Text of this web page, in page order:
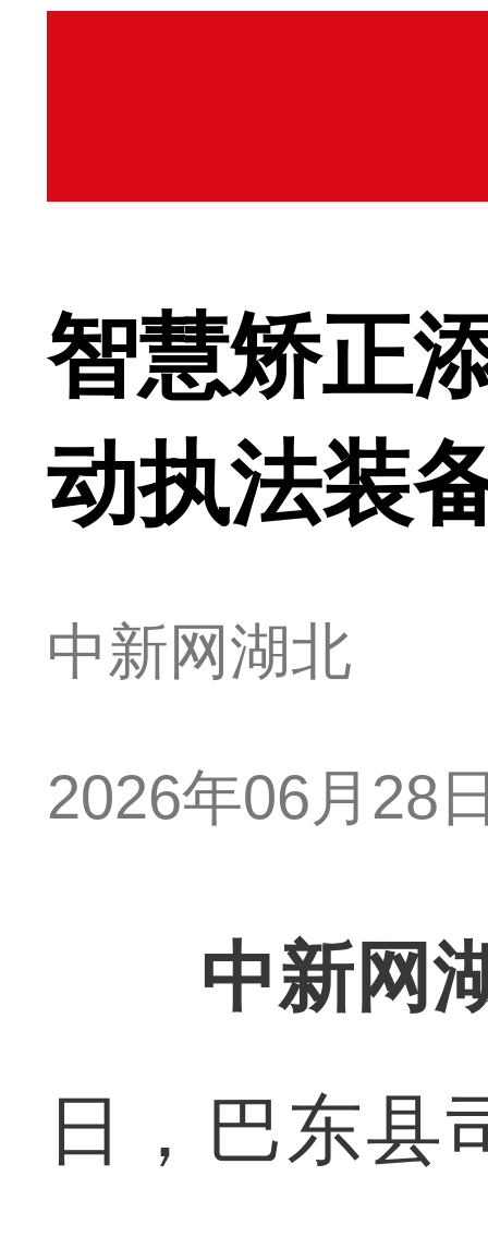
智慧矫正
动执法装
中新网湖北
2026年06月28
中新网
日，巴东县